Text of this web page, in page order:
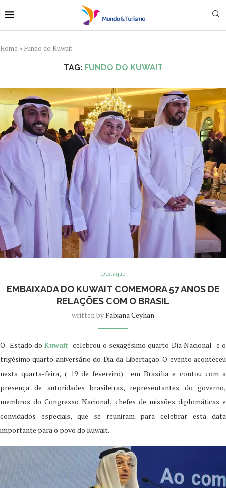
Home » Fundo do Kuwait
TAG: FUNDO DO KUWAIT
Destaque
EMBAIXADA DO KUWAIT COMEMORA 57 ANOS DE
RELAÇÕES COM O BRASIL
written byFabiana Ceyhan
O Estado doKuwait celebrou o sexagésimo quarto Dia Nacional e o
trigésimo quarto aniversário do Dia da Libertação. O evento aconteceu
nesta quarta-feira, ( 19 de fevereiro) em Brasília e contou com a
presença de autoridades brasileiras, representantes do governo,
membros do Congresso Nacional, chefes de missões diplomáticas e
convidados especiais, que se reuniram para celebrar esta data
importante para o povo do Kuwait.